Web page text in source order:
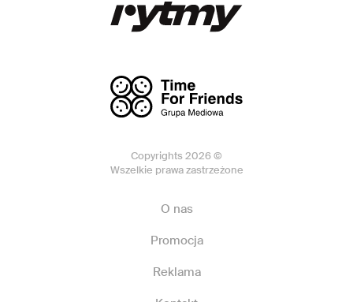
Copyrights 2026 ©
Wszelkie prawa zastrzeżone
O nas
Promocja
Reklama